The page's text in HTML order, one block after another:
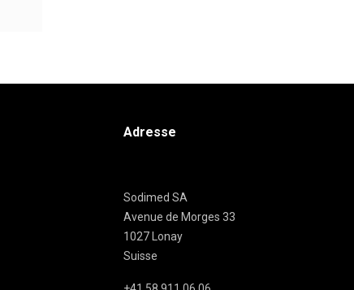
Adresse
Sodimed SA
Avenue de Morges 33
1027 Lonay
Suisse